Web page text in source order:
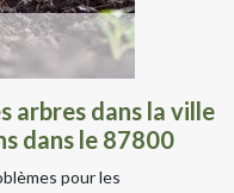
arbres dans la ville
dans le 87800
pour les